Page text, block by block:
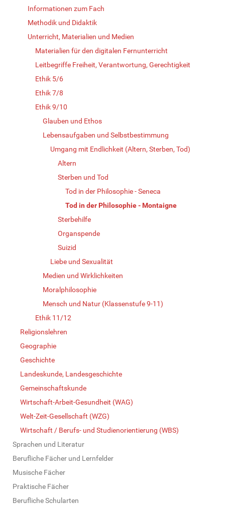
Informationen zum Fach
Methodik und Didaktik
Unterricht, Materialien und Medien
Materialien für den digitalen Fernunterricht
Leitbegriffe Freiheit, Verantwortung, Gerechtigkeit
Ethik 5/6
Ethik 7/8
Ethik 9/10
Glauben und Ethos
Lebensaufgaben und Selbstbestimmung
Umgang mit Endlichkeit (Altern, Sterben, Tod)
Altern
Sterben und Tod
Tod in der Philosophie - Seneca
Tod in der Philosophie - Montaigne
Sterbehilfe
Organspende
Suizid
Liebe und Sexualität
Medien und Wirklichkeiten
Moralphilosophie
Mensch und Natur (Klassenstufe 9-11)
Ethik 11/12
Religionslehren
Geographie
Geschichte
Landeskunde, Landesgeschichte
Gemeinschaftskunde
Wirtschaft-Arbeit-Gesundheit (WAG)
Welt-Zeit-Gesellschaft (WZG)
Wirtschaft / Berufs- und Studienorientierung (WBS)
Sprachen und Literatur
Berufliche Fächer und Lernfelder
Musische Fächer
Praktische Fächer
Berufliche Schularten